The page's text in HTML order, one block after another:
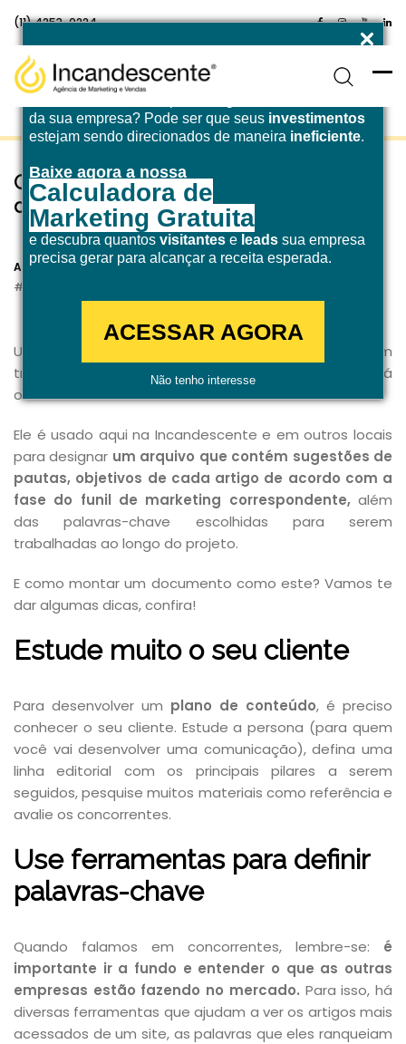
da sua empresa? Pode ser que seus investimentos
estejam sendo direcionados de maneira ineficiente.
Baixe agora a nossa
Calculadora de
Marketing Gratuita
e descubra quantos visitantes e leads sua empresa
precisa gerar para alcançar a receita esperada.
ACESSAR AGORA
Não tenho interesse
(11) 4253-0224
O que é plano de conteúdo e como
desenvolver esse material?
Agência Incandescente
12 de julho de 2021
Um dos materiais que podem auxiliar (e muito) quem
trabalha com blog é o
plano de conteúdo
. Você já
ouviu falar sobre esse termo?
Ele é usado aqui na Incandescente e em outros locais
para designar um arquivo que contém sugestões de
pautas, objetivos de cada artigo de acordo com a
fase do funil de marketing correspondente, além
das palavras-chave escolhidas para serem
trabalhadas ao longo do projeto.
E como montar um documento como este? Vamos te
dar algumas dicas, confira!
Estude muito o seu cliente
Para desenvolver um plano de conteúdo, é preciso
conhecer o seu cliente. Estude a persona (para quem
você vai desenvolver uma comunicação), defina uma
linha editorial com os principais pilares a serem
seguidos, pesquise muitos materiais como referência e
avalie os concorrentes.
Use ferramentas para definir
palavras-chave
Quando falamos em concorrentes, lembre-se: é
importante ir a fundo e entender o que as outras
empresas estão fazendo no mercado. Para isso, há
diversas ferramentas que ajudam a ver os artigos mais
acessados de um site, as palavras que eles ranqueiam